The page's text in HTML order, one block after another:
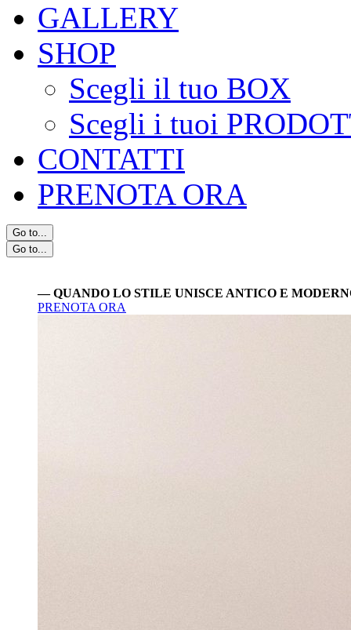
GALLERY
SHOP
Scegli il tuo BOX
Scegli i tuoi
CONTATTI
PRENOTA ORA
Go to...
Go to...
— LA GREEN SUITE —
PRENOTA ORA